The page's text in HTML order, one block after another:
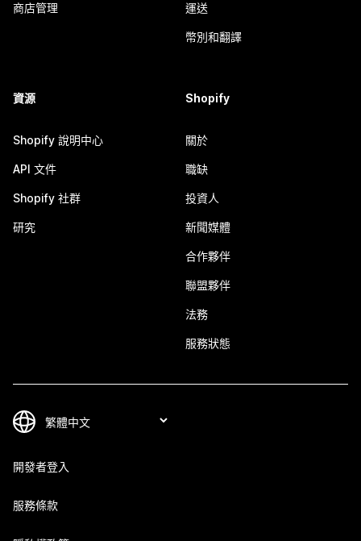
商店管理 運送
幣別和翻譯
資源
Shopify 說明中心
API 文件
Shopify 社群
研究
Shopify
關於
職缺
投資人
新聞媒體
合作夥伴
聯盟夥伴
法務
服務狀態
開發者登入
服務條款